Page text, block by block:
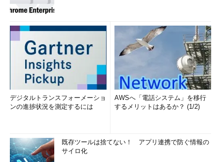
デジタルトランスフォーメーショ
ンの進捗状況を測定するには
AWSへ「電話システム」を移行
するメリットはあるか？ (1/2)
既存ツールは捨てない！ アプリ連携で防ぐ情報の
サイロ化